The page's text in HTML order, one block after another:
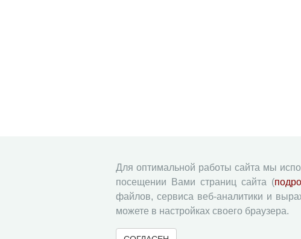
Для оптимальной работы сайта мы
посещении Вами страниц сайта (
файлов, сервиса веб-аналитики и
можете в настройках своего браузера.